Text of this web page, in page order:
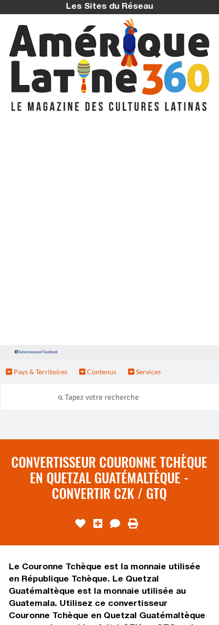
Les Sites du Réseau
Suivez nous sur Facebook
Pays & Territoires Contenus Services
CONVERTISSEUR COURONNE TCHÈQUE
EN QUETZAL GUATÉMALTÈQUE -
CONVERTIR CZK / GTQ
Le Couronne Tchèque est la monnaie utilisée
en République Tchèque. Le Quetzal
Guatémaltèque est la monnaie utilisée au
Guatemala. Utilisez ce convertisseur
Couronne Tchèque en Quetzal Guatémaltèque